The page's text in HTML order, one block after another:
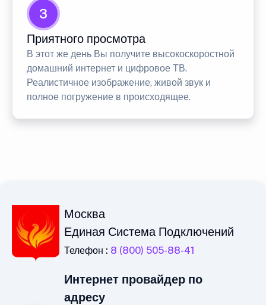
3
Приятного просмотра
В этот же день Вы получите высокоскоростной
домашний интернет и цифровое ТВ.
Реалистичное изображение, живой звук и
полное погружение в происходящее.
Москва
Единая Система Подключений
Телефон : 8 (800) 505-88-41
Интернет провайдер по
адресу